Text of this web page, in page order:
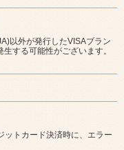
以外が発行したVISAブラン
する可能性がございます。
トカード決済時に、エラー